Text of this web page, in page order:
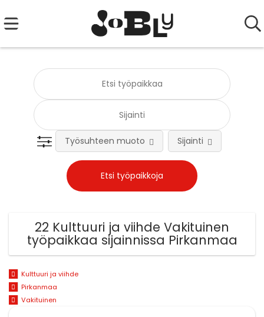
Työsuhteen muoto Sijainti
22 Kulttuuri ja viihde Vakituinen
työpaikkaa sijainnissa Pirkanmaa
Kulttuuri ja viihde
Pirkanmaa
Vakituinen